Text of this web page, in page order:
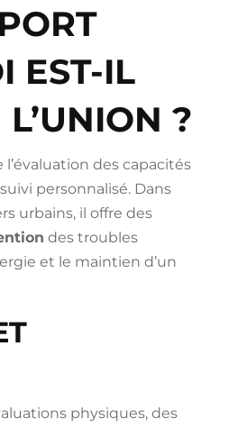
EST-IL
?
des capacités
personnalisé. Dans
urbains, il offre des
des troubles
et le maintien d’un
physiques, des